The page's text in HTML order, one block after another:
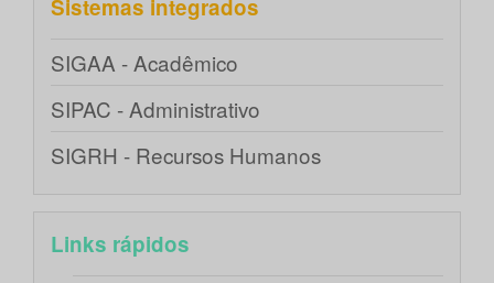
Sistemas integrados
SIGAA - Acadêmico
SIPAC - Administrativo
SIGRH - Recursos Humanos
Links rápidos